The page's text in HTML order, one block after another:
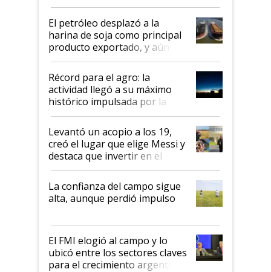
El petróleo desplazó a la
harina de soja como principal
producto exportado, y aún así
el agro aportó casi seis de cada
diez dólares y sostuvo el
liderazgo en un semestre
récord
Récord para el agro: la
actividad llegó a su máximo
histórico impulsada por la
cosecha y las exportaciones
Levantó un acopio a los 19,
creó el lugar que elige Messi y
destaca que invertir en el
kirchnerismo era como "darle
plata a un hijo para droga":
Juan Félix Rossetti, el libertario
que de una dura crisis salió
de Milei
La confianza del campo sigue
alta, aunque perdió impulso
El FMI elogió al campo y lo
ubicó entre los sectores claves
para el crecimiento argentino